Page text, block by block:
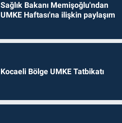
Sağlık Bakanı Memişoğlu'ndan
UMKE Haftası'na ilişkin paylaşım
Kocaeli Bölge UMKE Tatbikatı